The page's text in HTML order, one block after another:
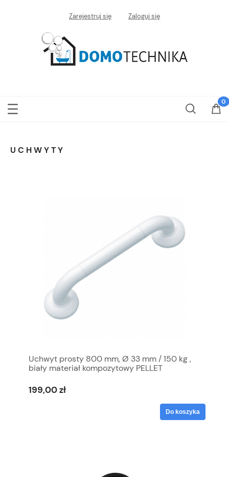
Zarejestruj się Zaloguj się
UCHWYTY
Uchwyt prosty 800 mm, Ø 33 mm / 150 kg ,
biały materiał kompozytowy PELLET
199,00 zł
Do koszyka